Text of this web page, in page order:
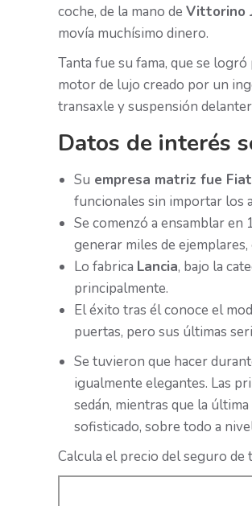
coche, de la mano de Vittorino
movía muchísimo dinero.
Tanta fue su fama, que se
motor de lujo creado por un
transaxle y suspensión
Datos de interés
Su empresa matriz fue Fiat
funcionales sin importar los
Se comenzó a ensamblar
generar miles de
Lo fabrica Lancia, bajo la
principalmente.
El éxito tras él conoce el
puertas, pero sus últimas
Se tuvieron que hacer
igualmente elegantes. Las
sedán, mientras que la
sofisticado, sobre todo a
Calcula el precio del seguro de